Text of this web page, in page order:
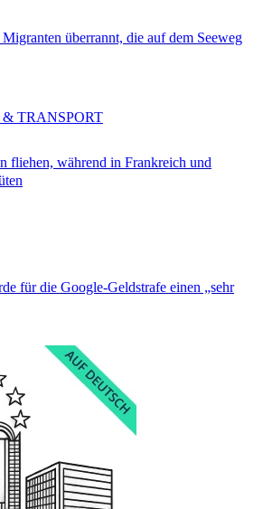
überrannt, die auf dem Seeweg
fliehen, während in Frankreich und
TRANSPORT
für die Google-Geldstrafe einen „sehr